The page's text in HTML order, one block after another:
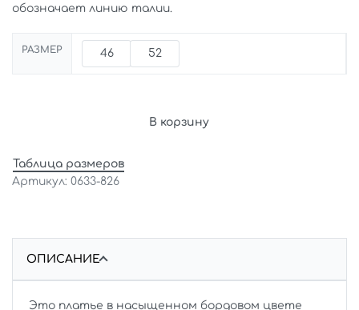
обозначает линию талии.
РАЗМЕР 46 52
В корзину
Таблица размеров
0633-826
ОПИСАНИЕ
Это платье в насыщенном бордовом цвете